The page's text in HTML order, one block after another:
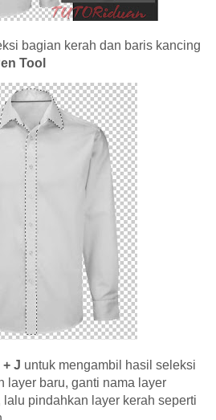
bagian kerah dan baris kancing
Tool
J untuk mengambil hasil seleksi
layer baru, ganti nama layer
lalu pindahkan layer kerah seperti